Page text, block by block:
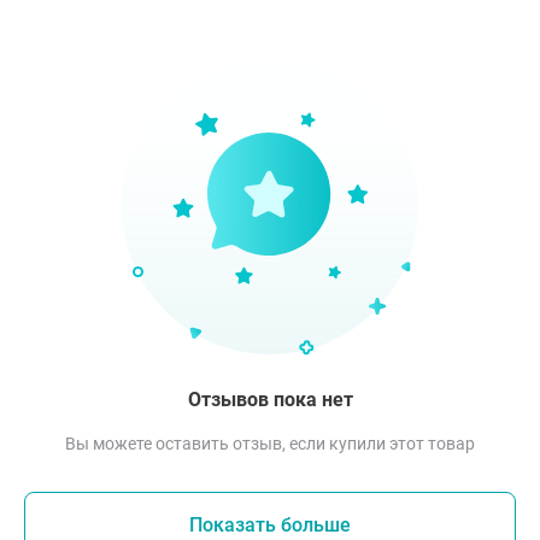
Отзывов пока нет
Вы можете оставить отзыв, если купили этот товар
Показать больше